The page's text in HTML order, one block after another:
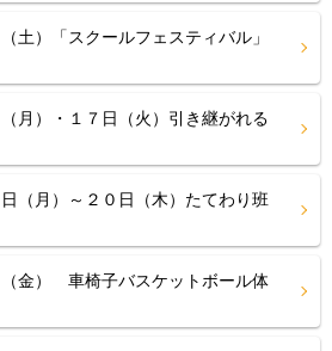
土）「スクールフェスティバル」
月）・１７日（火）引き継がれる
（月）～２０日（木）たてわり班
金） 車椅子バスケットボール体